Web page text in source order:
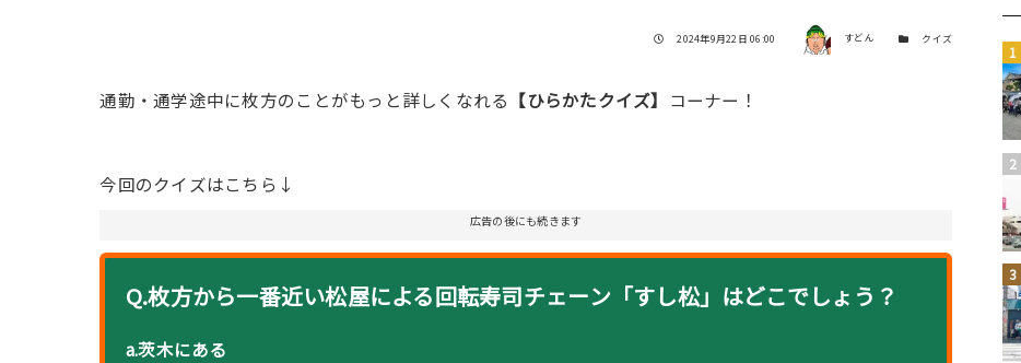
投稿日
2024年9月22日 06:00 著者 すどん カテゴリー
クイズ
通勤・通学途中に枚方のことがもっと詳しくなれる 【ひらかたクイズ】 コーナー！
今回のクイズはこちら↓
広告の後にも続きます
Q.枚方から一番近い松屋による回転寿司チェーン「すし松」はどこでしょう？
a.茨木にある